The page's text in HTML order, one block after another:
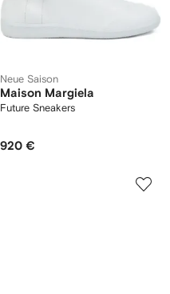
Neue Saison
Maison Margiela
Future Sneakers
920 €